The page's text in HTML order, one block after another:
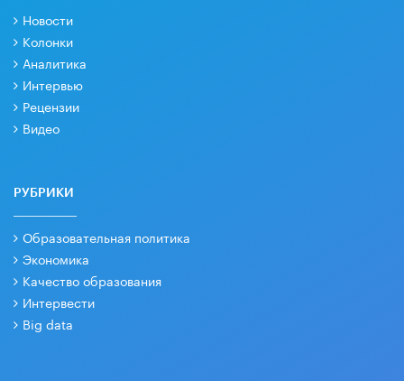
Новости
Колонки
Аналитика
Интервью
Рецензии
Видео
РУБРИКИ
Образовательная политика
Экономика
Качество образования
Интервести
Big data